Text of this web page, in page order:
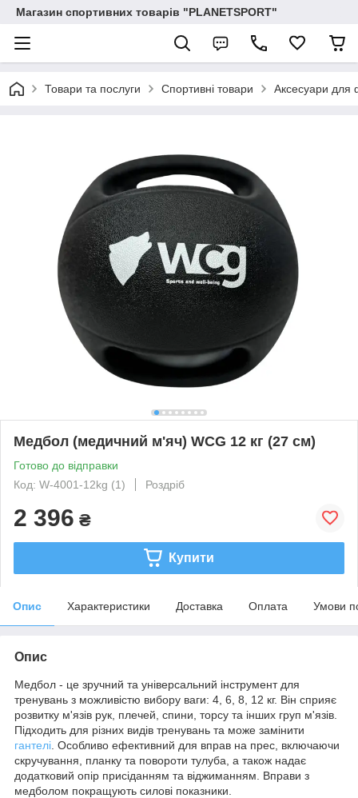
Магазин спортивних товарів "PLANETSPORT"
Товари та послуги Спортивні товари Аксесуари для
Медбол (медичний м'яч) WCG 12 кг (27 см)
Готово до відправки
Код: W-4001-12kg (1)
Роздріб
2 396 ₴
Купити
Опис Характеристики Доставка Оплата Умови
Опис
Медбол - це зручний та універсальний інструмент для
тренувань з можливістю вибору ваги: 4, 6, 8, 12 кг. Він сприяє
розвитку м'язів рук, плечей, спини, торсу та інших груп м'язів.
Підходить для різних видів тренувань та може замінити
гантелі . Особливо ефективний для вправ на прес, включаючи
скручування, планку та повороти тулуба, а також надає
додатковий опір присіданням та віджиманням. Вправи з
медболом покращують силові показники.